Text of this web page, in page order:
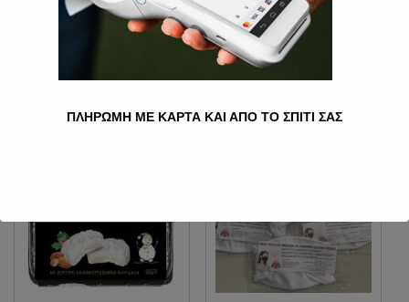
ΚΟΝΙΆΚ ΠΑΛΛΆΣ
ΑΡΓΥΡΌΠΟΥΛΟΣ
ΚΟΥΡΑΜΠΙΈΔΕΣ
ΒΙΟΛΆΝΤΑ 270ΓΡ.
4.00€
ΠΛΗΡΩΜΗ ΜΕ ΚΑΡΤΑ ΚΑΙ ΑΠΟ ΤΟ ΣΠΙΤΙ ΣΑΣ